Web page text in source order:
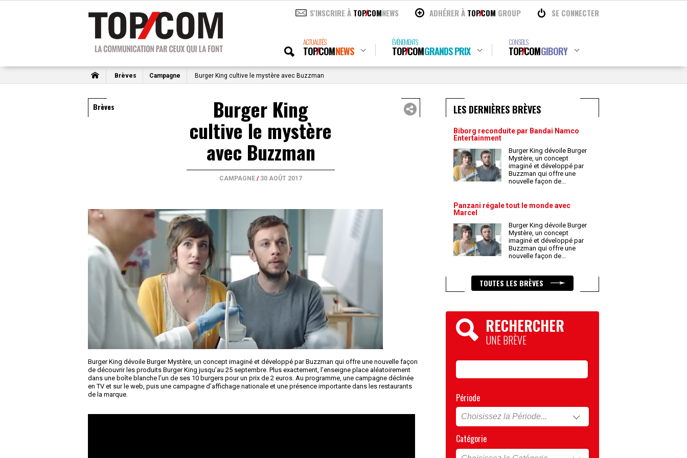
S'INSCRIRE À TOPCOMNEWS ADHÉRER À TOPCOM GROUP SE CONNECTER
ACTUALITÉS
TOPCOMNEWS
ÉVÉNEMENTS
TOPCOMGRANDS PRIX
CONSEILS
TOPCOMGIBORY
Brèves Campagne Burger King cultive le mystère avec Buzzman
Brèves Burger King
cultive le mystère
avec Buzzman
CAMPAGNE / 30 AOÛT 2017
Burger King dévoile Burger Mystère, un concept imaginé et développé par Buzzman qui offre une nouvelle façon
de découvrir les produits Burger King jusqu’au 25 septembre. Plus exactement, l’enseigne place aléatoirement
dans une boîte blanche l’un de ses 10 burgers pour un prix de 2 euros. Au programme, une campagne déclinée
en TV et sur le web, puis une campagne d’affichage nationale et une présence importante dans les restaurants
de la marque.
LES DERNIÈRES BRÈVES
Biborg reconduite par Bandai Namco
Entertainment
Burger King dévoile Burger
Mystère, un concept
imaginé et développé par
Buzzman qui offre une
nouvelle façon de...
Panzani régale tout le monde avec
Marcel
Burger King dévoile Burger
Mystère, un concept
imaginé et développé par
Buzzman qui offre une
nouvelle façon de...
TOUTES LES BRÈVES
RECHERCHER
UNE BRÈVE
Période
Catégorie